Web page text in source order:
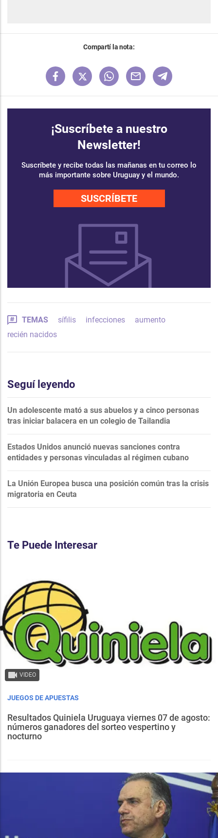
Compartí la nota:
¡Suscríbete a nuestro
Newsletter!
Suscríbete y recibe todas las mañanas en tu correo lo
más importante sobre Uruguay y el mundo.
SUSCRÍBETE
TEMAS sífilis infecciones
aumento
recién nacidos
Seguí leyendo
Un adolescente mató a sus abuelos y a cinco personas
tras iniciar balacera en un colegio de Tailandia
Estados Unidos anunció nuevas sanciones contra
entidades y personas vinculadas al régimen cubano
La Unión Europea busca una posición común tras la crisis
migratoria en Ceuta
Te Puede Interesar
VIDEO
JUEGOS DE APUESTAS
Resultados Quiniela Uruguaya viernes 07 de agosto:
números ganadores del sorteo vespertino y
nocturno